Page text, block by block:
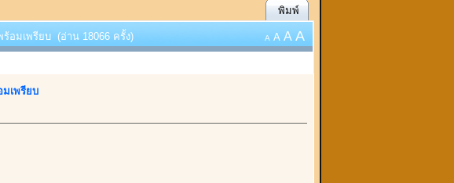
พิมพ์
อมเพรียบ (อ่าน 18066 ครั้ง) A A A A
เพรียบ